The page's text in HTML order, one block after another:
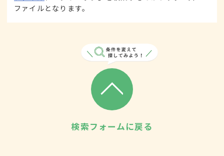
ファイルとなります。
検索フォームに戻る